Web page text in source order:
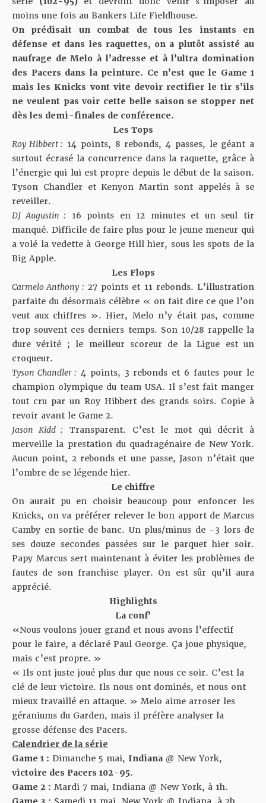
moins une fois au Bankers Life Fieldhouse.
On prédisait un combat de tous les instants en
défense et dans les raquettes, on a plutôt assisté au
naufrage de Melo à l’adresse et à l’ultra domination
des Pacers dans la peinture. Ce n’est que le Game 1
mais les Knicks vont vite devoir rectifier le tir s’ils
ne veulent pas voir cette belle saison se stopper net
dès les demi-finales de conférence.
Les Tops
Roy Hibbert : 14 points, 8 rebonds, 4 passes, le géant a
surtout écrasé la concurrence dans la raquette, grâce à
l’énergie qui lui est propre depuis le début de la saison.
Tyson Chandler et Kenyon Martin sont appelés à se
reveiller.
DJ Augustin : 16 points en 12 minutes et un seul tir
manqué. Difficile de faire plus pour le jeune meneur qui
a volé la vedette à George Hill hier, sous les spots de la
Big Apple.
Les Flops
Carmelo Anthony : 27 points et 11 rebonds. L’illustration
parfaite du désormais célèbre « on fait dire ce que l’on
veut aux chiffres ». Hier, Melo n’y était pas, comme
trop souvent ces derniers temps. Son 10/28 rappelle la
dure vérité ; le meilleur scoreur de la Ligue est un
croqueur.
Tyson Chandler : 4 points, 3 rebonds et 6 fautes pour le
champion olympique du team USA. Il s’est fait manger
tout cru par un Roy Hibbert des grands soirs. Copie à
revoir avant le Game 2.
Jason Kidd : Transparent. C’est le mot qui décrit à
merveille la prestation du quadragénaire de New York.
Aucun point, 2 rebonds et une passe, Jason n’était que
l’ombre de se légende hier.
Le chiffre
On aurait pu en choisir beaucoup pour enfoncer les
Knicks, on va préférer relever le bon apport de Marcus
Camby en sortie de banc. Un plus/minus de -3 lors de
ses douze secondes passées sur le parquet hier soir.
Papy Marcus sert maintenant à éviter les problèmes de
fautes de son franchise player. On est sûr qu’il aura
apprécié.
Highlights
La conf’
«Nous voulons jouer grand et nous avons l’effectif
pour le faire, a déclaré Paul George. Ça joue physique,
mais c’est propre. »
« Ils ont juste joué plus dur que nous ce soir. C’est la
clé de leur victoire. Ils nous ont dominés, et nous ont
mieux travaillé en attaque. » Melo aime arroser les
géraniums du Garden, mais il préfère analyser la
grosse défense des Pacers.
Calendrier de la série
Game 1 : Dimanche 5 mai, Indiana @ New York,
victoire des Pacers 102-95.
Game 2 : Mardi 7 mai, Indiana @ New York, à 1h.